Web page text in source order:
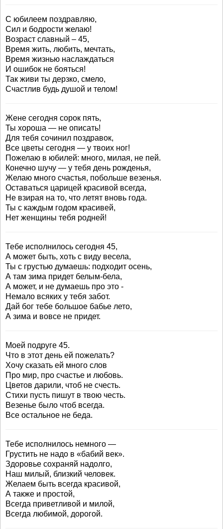
С юбилеем поздравляю,
Сил и бодрости желаю!
Возраст славный – 45,
Время жить, любить, мечтать,
Время жизнью наслаждаться
И ошибок не бояться!
Так живи ты дерзко, смело,
Счастлив будь душой и телом!
Жене сегодня сорок пять,
Ты хороша — не описать!
Для тебя сочинил поздравок,
Все цветы сегодня — у твоих ног!
Пожелаю в юбилей: много, милая, не пей.
Конечно шучу — у тебя день рожденья,
Желаю много счастья, побольше везенья.
Оставаться царицей красивой всегда,
Не взирая на то, что летят вновь года.
Ты с каждым годом красивей,
Нет женщины тебя родней!
Тебе исполнилось сегодня 45,
А может быть, хоть с виду весела,
Ты с грустью думаешь: подходит осень,
А там зима придет белым-бела,
А может, и не думаешь про это -
Немало всяких у тебя забот.
Дай бог тебе большое бабье лето,
А зима и вовсе не придет.
Моей подруге 45.
Что в этот день ей пожелать?
Хочу сказать ей много слов
Про мир, про счастье и любовь.
Цветов дарили, чтоб не счесть.
Стихи пусть пишут в твою честь.
Везенье было чтоб всегда.
Все остальное не беда.
Тебе исполнилось немного —
Грустить не надо в «бабий век».
Здоровье сохраняй надолго,
Наш милый, близкий человек.
Желаем быть всегда красивой,
А также и простой,
Всегда приветливой и милой,
Всегда любимой, дорогой.